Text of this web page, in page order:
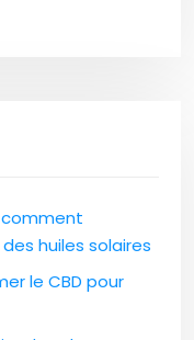
comment
huiles solaires
le CBD pour